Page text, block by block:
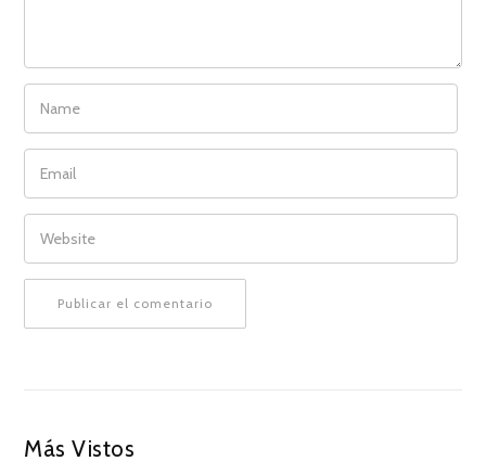
NAME
EMAIL
WEBSITE
Más Vistos